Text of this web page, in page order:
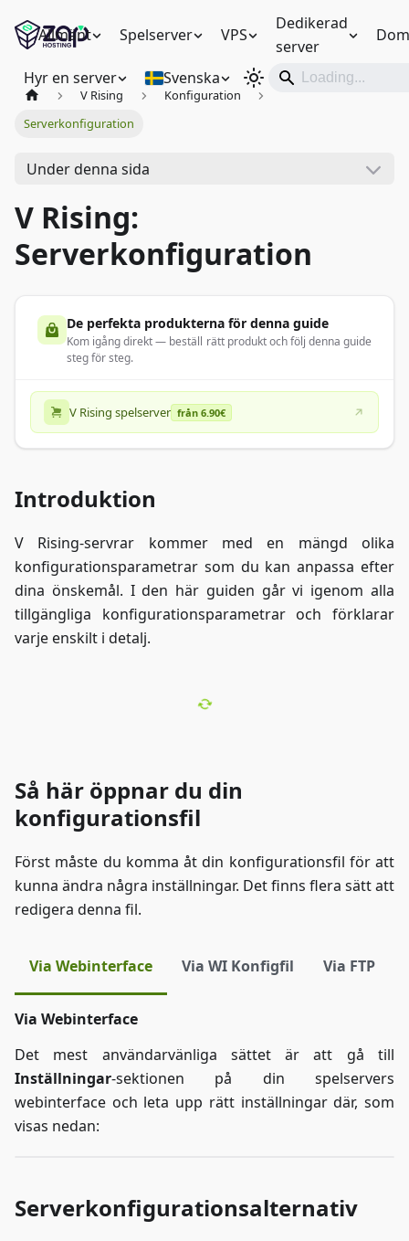
Allmänt Spelserver VPS
Dedikerad
server
Hyr en server Svenska
V Rising
Konfiguration
Serverkonfiguration
Under denna sida
V Rising:
Serverkonfiguration
De perfekta produkterna för denna guide
Kom igång direkt — beställ rätt produkt och följ denna guide
steg för steg.
V Rising spelserver från 6.90€
Introduktion
V Rising-servrar kommer med en mängd olika
konfigurationsparametrar som du kan anpassa efter
dina önskemål. I den här guiden går vi igenom alla
tillgängliga konfigurationsparametrar och förklarar
varje enskilt i detalj.
Så här öppnar du din
konfigurationsfil
Först måste du komma åt din konfigurationsfil för att
kunna ändra några inställningar. Det finns flera sätt att
redigera denna fil.
Via Webinterface Via WI Konfigfil Via FTP
Via Webinterface
Det mest användarvänliga sättet är att gå till
Inställningar-sektionen på din spelservers
webinterface och leta upp rätt inställningar där, som
visas nedan:
Serverkonfigurationsalternativ